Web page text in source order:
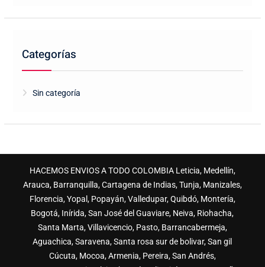
Categorías
Sin categoría
HACEMOS ENVIOS A TODO COLOMBIA Leticia, Medellín,
Arauca, Barranquilla, Cartagena de Indias, Tunja, Manizales,
Florencia, Yopal, Popayán, Valledupar, Quibdó, Montería,
Bogotá, Inírida, San José del Guaviare, Neiva, Riohacha,
Santa Marta, Villavicencio, Pasto, Barrancabermeja,
Aguachica, Saravena, Santa rosa sur de bolivar, San gil
Cúcuta, Mocoa, Armenia, Pereira, San Andrés,